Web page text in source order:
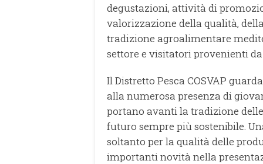
degustazioni, attività di
valorizzazione della qualità,
tradizione agroalimentare
settore e visitatori provenienti
Il Distretto Pesca COSVAP
alla numerosa presenza di
portano avanti la tradizione
futuro sempre più sostenibile.
soltanto per la qualità delle
importanti novità nella